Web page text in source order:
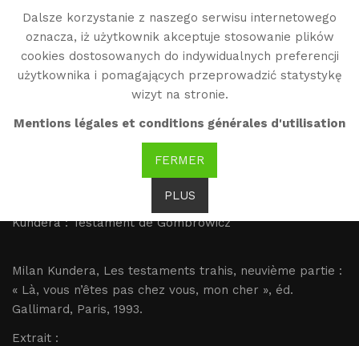
Dalsze korzystanie z naszego serwisu internetowego
oznacza, iż użytkownik akceptuje stosowanie plików
cookies dostosowanych do indywidualnych preferencji
użytkownika i pomagających przeprowadzić statystykę
wizyt na stronie.
Mentions légales et conditions générales d'utilisation
FERMER
PLUS
Witold Gombrowicz
Kundera : Testament de
Gombrowicz
Kundera : Testament de Gombrowicz
Milan Kundera, Les testaments trahis, neuvième partie :
« Là, vous n’êtes pas chez vous, mon cher », éd.
Gallimard, Paris, 1993.
Extrait :